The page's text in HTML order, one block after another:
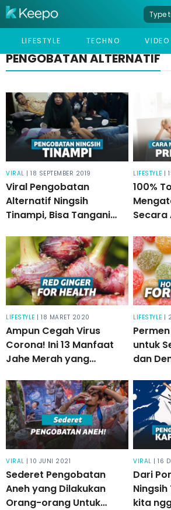
LIFESTYLE TECHNO VIDEO
PENGOBATAN ALTERNATIF
VIRAL | 18 SEPTEMBER 2019
Viral Pengobatan
Alternatif Ningsih
Tinampi, Bisa Tangani
guna!
LIFESTYLE |
100%
Secara
LIFESTYLE | 18 MARET 2020
Ampun Cegah Virus
Corona! Ini 13 Manfaat
Jahe Merah yang
Sakit
LIFESTYLE |
untuk
dan
VIRAL | 10 JUNI 2021
Sederet Pengobatan
Aneh yang Dilakukan
Orang-orang Untuk
VIRAL | 16
Dari
kita